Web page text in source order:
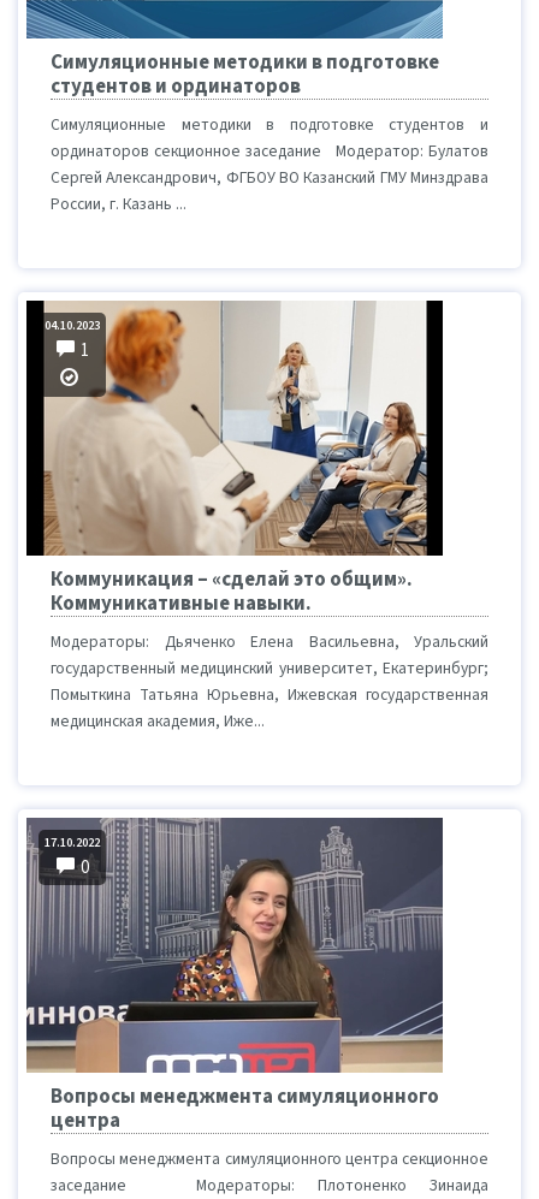
Симуляционные методики в подготовке
студентов и ординаторов
Симуляционные методики в подготовке студентов и
ординаторов секционное заседание Модератор: Булатов
Сергей Александрович, ФГБОУ ВО Казанский ГМУ Минздрава
России, г. Казань ...
04.10.2023
1
Коммуникация – «сделай это общим».
Коммуникативные навыки.
Модераторы: Дьяченко Елена Васильевна, Уральский
государственный медицинский университет, Екатеринбург;
Помыткина Татьяна Юрьевна, Ижевская государственная
медицинская академия, Иже...
17.10.2022
0
Вопросы менеджмента симуляционного
центра
Вопросы менеджмента симуляционного центра секционное
заседание Модераторы: Плотоненко Зинаида